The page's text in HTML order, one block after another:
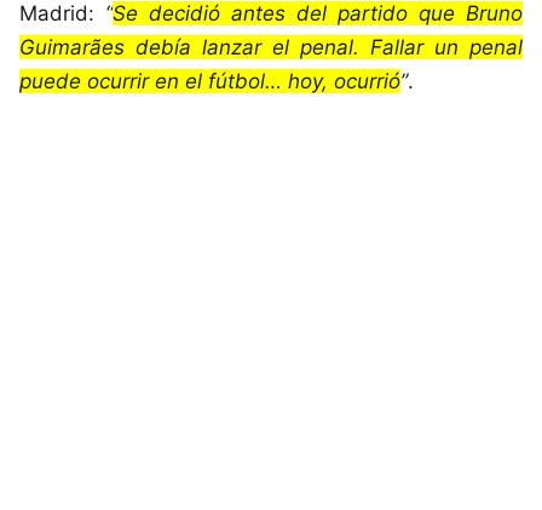
Madrid: “Se decidió antes del partido que Bruno
Guimarães debía lanzar el penal. Fallar un penal
puede ocurrir en el fútbol… hoy, ocurrió”.